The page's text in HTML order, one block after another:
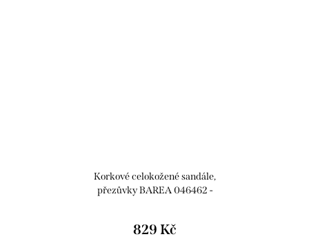
Korkové celokožené sandále,
přezůvky BAREA 046462 -
829 Kč